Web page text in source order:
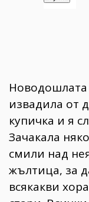
Новодошлата
извадила от
купичка и я
Зачакала
смили над
жълтица, за
всякакви